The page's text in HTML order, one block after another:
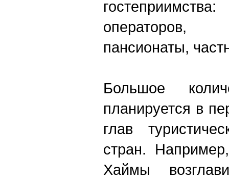
пансионаты,
Большое
планируется в
глав
стран.
Хаймы